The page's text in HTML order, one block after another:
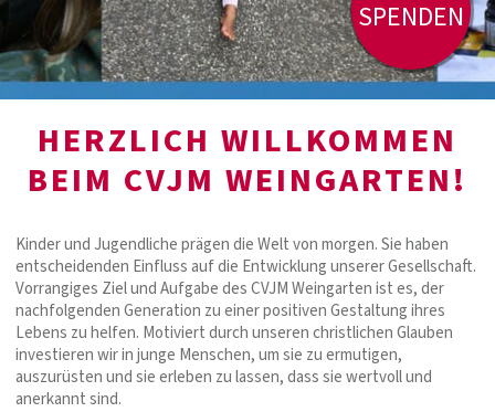
SPENDEN
HERZLICH WILLKOMMEN
BEIM CVJM WEINGARTEN!
Kinder und Jugendliche prägen die Welt von morgen. Sie haben
entscheidenden Einfluss auf die Entwicklung unserer Gesellschaft.
Vorrangiges Ziel und Aufgabe des CVJM Weingarten ist es, der
nachfolgenden Generation zu einer positiven Gestaltung ihres
Lebens zu helfen. Motiviert durch unseren christlichen Glauben
investieren wir in junge Menschen, um sie zu ermutigen,
auszurüsten und sie erleben zu lassen, dass sie wertvoll und
anerkannt sind.